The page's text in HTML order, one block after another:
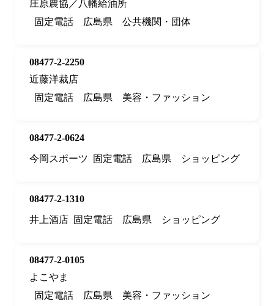
庄原農協／八幡給油所
固定電話
広島県 公共機関・団体
08477-2-2250
近藤洋裁店
固定電話
広島県 美容・ファッション
08477-2-0624
今岡スポーツ
固定電話 広島県 ショッピング
08477-2-1310
井上酒店 固定電話 広島県 ショッピング
08477-2-0105
よこやま
固定電話
広島県 美容・ファッション